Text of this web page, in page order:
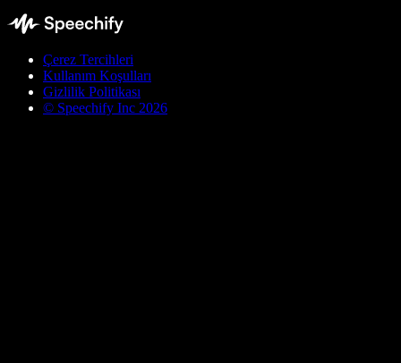
Çerez Tercihleri
Kullanım Koşulları
Gizlilik Politikası
© Speechify Inc 2026